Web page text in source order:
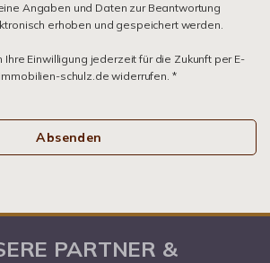
Angaben und Daten zur Beantwortung
erhoben und gespeichert werden.
Ihre Einwilligung jederzeit für die Zukunft per E-
schulz.de widerrufen. *
Absenden
PARTNER &